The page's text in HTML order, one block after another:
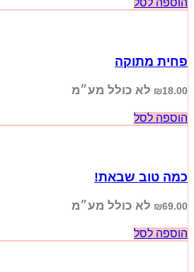
הוספה לסל
פחית מתוקה
₪18.00 לא כולל מע״מ
הוספה לסל
כמה טוב שבאת!
₪69.00 לא כולל מע״מ
הוספה לסל